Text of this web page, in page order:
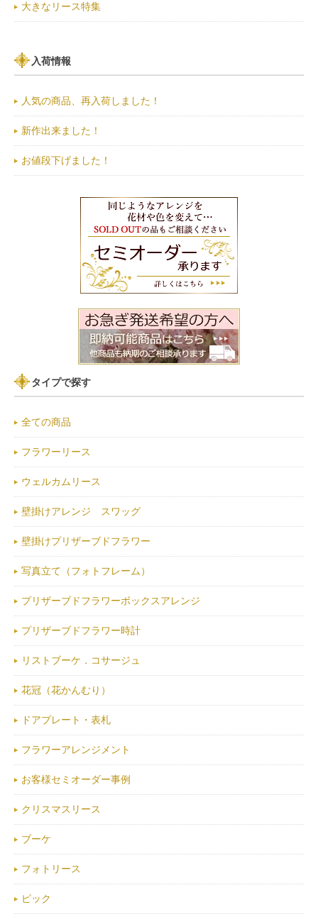
大きなリース特集
入荷情報
人気の商品、再入荷しました！
新作出来ました！
お値段下げました！
タイプで探す
全ての商品
フラワーリース
ウェルカムリース
壁掛けアレンジ スワッグ
壁掛けプリザーブドフラワー
写真立て（フォトフレーム）
プリザーブドフラワーボックスアレンジ
プリザーブドフラワー時計
リストブーケ．コサージュ
花冠（花かんむり）
ドアプレート・表札
フラワーアレンジメント
お客様セミオーダー事例
クリスマスリース
ブーケ
フォトリース
ピック